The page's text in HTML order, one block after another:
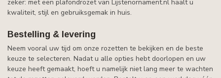
zeker: met een plafondrozet van Lijstenornament.nl haalt u
kwaliteit, stijl en gebruiksgemak in huis.
Bestelling & levering
Neem vooral uw tijd om onze rozetten te bekijken en de beste
keuze te selecteren. Nadat u alle opties hebt doorlopen en uw
keuze heeft gemaakt, hoeft u namelijk niet lang meer te wachten